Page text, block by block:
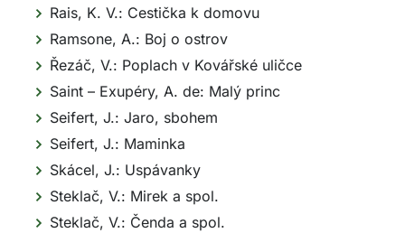
Rais, K. V.: Cestička k domovu
Ramsone, A.: Boj o ostrov
Řezáč, V.: Poplach v Kovářské uličce
Saint – Exupéry, A. de: Malý princ
Seifert, J.: Jaro, sbohem
Seifert, J.: Maminka
Skácel, J.: Uspávanky
Steklač, V.: Mirek a spol.
Steklač, V.: Čenda a spol.